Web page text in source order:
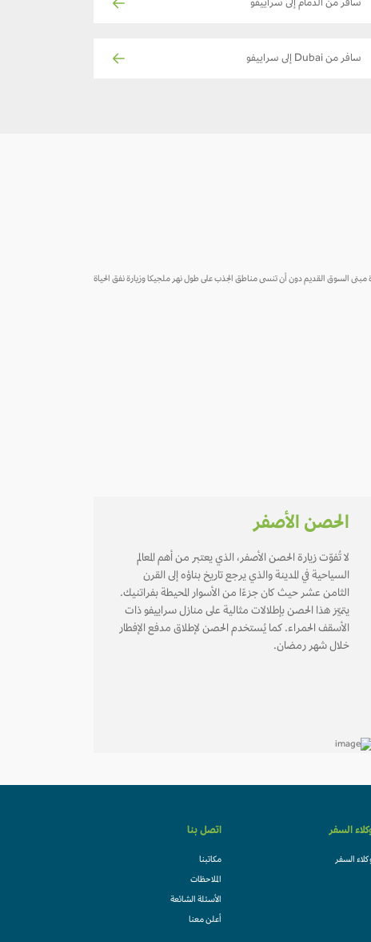
سافر من الدمام إلى سراييفو
سافر من Dubai إلى سراييفو
مبنى السوق القديم دون أن تنسى مناطق الجذب على طول نهر ملجيكا وزيارة نفق الحياة
الحصن الأصفر
لا تُفوّت زيارة الحصن الأصفر، الذي يعتبر من أهم المعالم
السياحية في المدينة والذي يرجع تاريخ بناؤه إلى القرن
الثامن عشر حيث كان جزءًا من الأسوار المحيطة بفراتنيك.
يتميّز هذا الحصن بإطلالات مثالية على منازل سراييفو ذات
الأسقف الحمراء. كما يُستخدم الحصن لإطلاق مدفع الإفطار
خلال شهر رمضان.
السفر
السفر
اتصل بنا
مكاتبنا
الملاحظات
الأسئلة الشائعة
أعلن معنا